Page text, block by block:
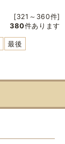
[321～360件]
380件あります
最後